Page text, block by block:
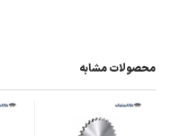
محصولات مشابه